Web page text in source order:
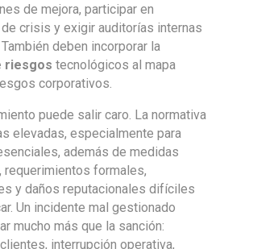
de mejora, participar en
crisis y exigir auditorías internas
deben incorporar la
riesgos tecnológicos al mapa
corporativos.
puede salir caro. La normativa
elevadas, especialmente para
además de medidas
requerimientos formales,
y daños reputacionales difíciles
Un incidente mal gestionado
mucho más que la sanción:
interrupción operativa,